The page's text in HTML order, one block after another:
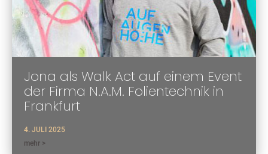
Jona als Walk Act auf einem Event
der Firma N.A.M. Folientechnik in
Frankfurt
4. JULI 2025
mehr >